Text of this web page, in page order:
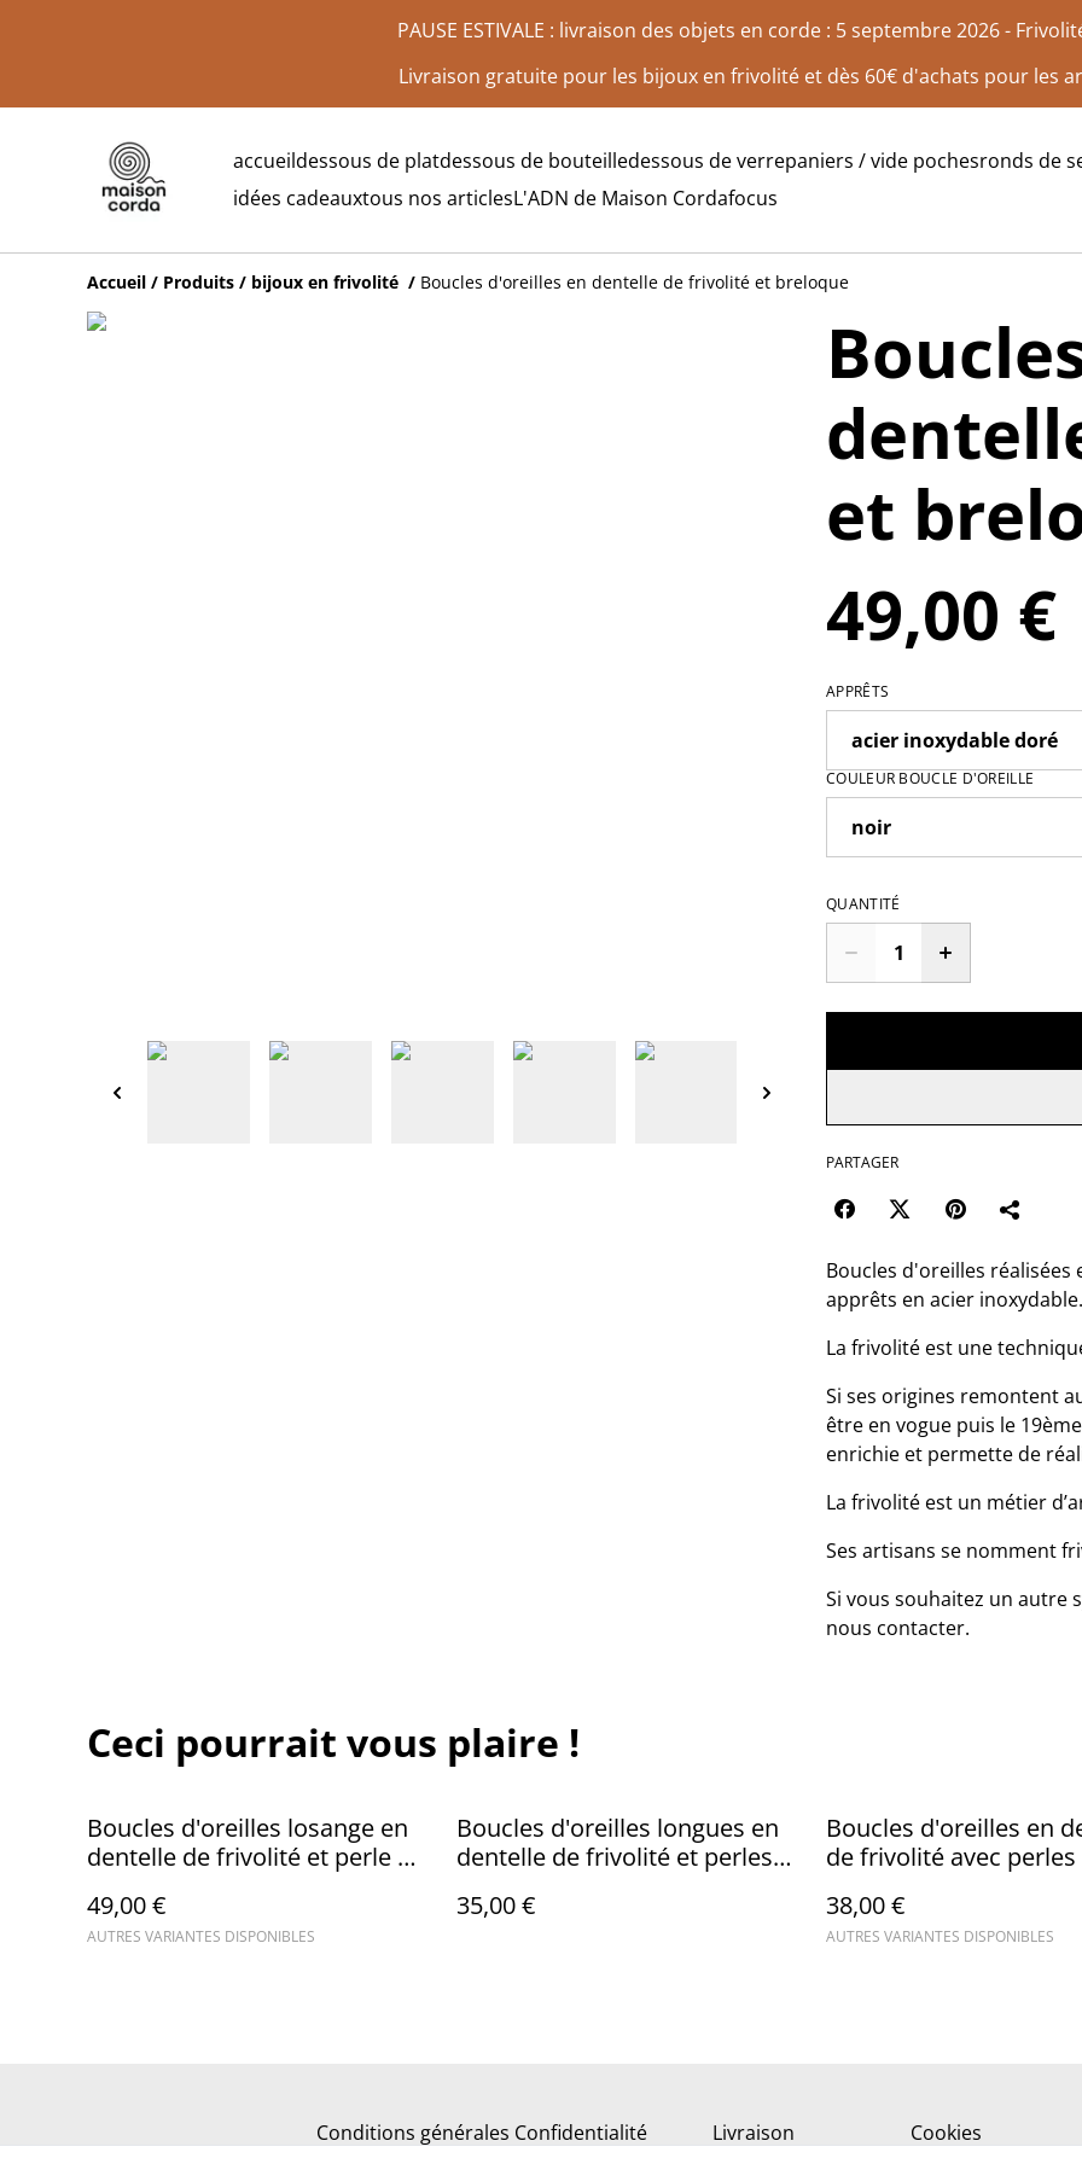
PAUSE ESTIVALE : livraison des objets en corde : 5 septembre 2026 -
Livraison gratuite pour les bijoux en frivolité et dès 60€ d'achats pour les
accueildessous de platdessous de bouteilledessous de verrepaniers / vide pochesronds de
idées cadeauxtous nos articlesL'ADN de Maison Cordafocus
Accueil / Produits / bijoux en frivolité / Boucles d'oreilles en dentelle de frivolité et breloque
et
49,00 €
APPRÊTS
COULEUR BOUCLE D'OREILLE
QUANTITÉ
PARTAGER
Boucles d'oreilles
apprêts en acier inoxydable.
La frivolité est une
Si ses origines remontent
être en vogue puis le
enrichie et permette de
La frivolité est un métier
Ses artisans se nomment
Si vous souhaitez un autre
nous contacter.
Ceci pourrait vous plaire !
Boucles d'oreilles losange en
dentelle de frivolité et perle en
49,00 €
AUTRES VARIANTES DISPONIBLES
Boucles d'oreilles longues en
dentelle de frivolité et perles
35,00 €
Boucles d'oreilles en
de frivolité avec perles
38,00 €
AUTRES VARIANTES DISPONIBLES
Conditions générales Confidentialité Livraison Cookies